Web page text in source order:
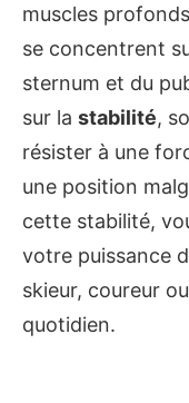
muscles
se concentrent
sternum et du
sur la stabilité,
résister à une
une position
cette stabilité,
votre puissance
skieur, coureur
quotidien.